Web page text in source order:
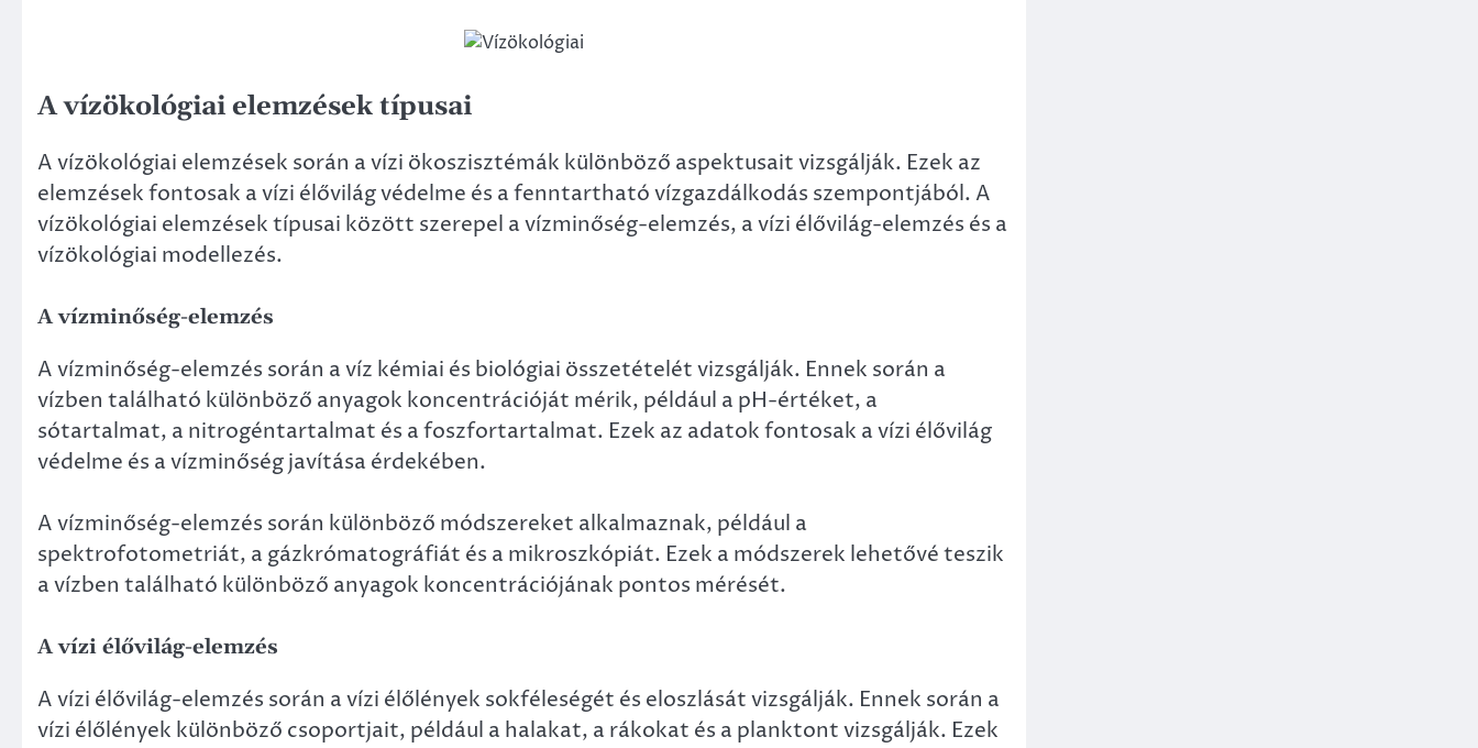
A vízökológiai elemzések típusai
A vízökológiai elemzések során a vízi ökoszisztémák különböző aspektusait vizsgálják. Ezek az
elemzések fontosak a vízi élővilág védelme és a fenntartható vízgazdálkodás szempontjából. A
vízökológiai elemzések típusai között szerepel a vízminőség-elemzés, a vízi élővilág-elemzés és a
vízökológiai modellezés.
A vízminőség-elemzés
A vízminőség-elemzés során a víz kémiai és biológiai összetételét vizsgálják. Ennek során a
vízben található különböző anyagok koncentrációját mérik, például a pH-értéket, a
sótartalmat, a nitrogéntartalmat és a foszfortartalmat. Ezek az adatok fontosak a vízi élővilág
védelme és a vízminőség javítása érdekében.
A vízminőség-elemzés során különböző módszereket alkalmaznak, például a
spektrofotometriát, a gázkrómatográfiát és a mikroszkópiát. Ezek a módszerek lehetővé teszik
a vízben található különböző anyagok koncentrációjának pontos mérését.
A vízi élővilág-elemzés
A vízi élővilág-elemzés során a vízi élőlények sokféleségét és eloszlását vizsgálják. Ennek során a
vízi élőlények különböző csoportjait, például a halakat, a rákokat és a planktont vizsgálják. Ezek